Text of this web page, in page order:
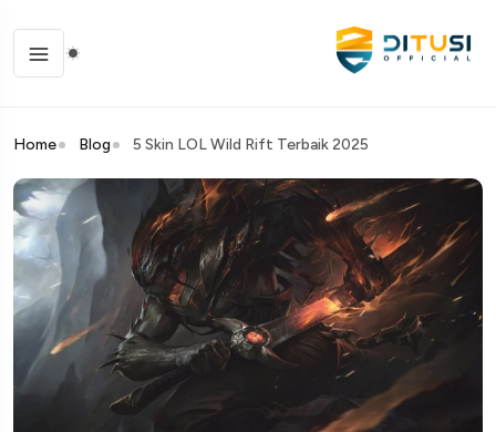
Home Blog 5 Skin LOL Wild Rift Terbaik 2025